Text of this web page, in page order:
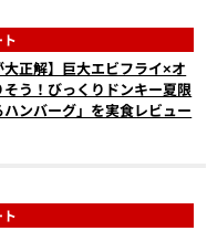
大正解】巨大エビフライ×オ
う！びっくりドンキー夏限
ンバーグ」を実食レビュー